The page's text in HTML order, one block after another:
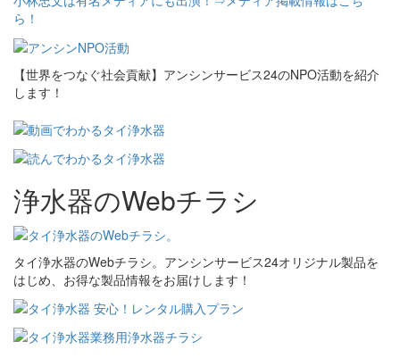
ら！
【世界をつなぐ社会貢献】アンシンサービス24のNPO活動を紹介
します！
浄水器のWebチラシ
タイ浄水器のWebチラシ。アンシンサービス24オリジナル製品を
はじめ、お得な製品情報をお届けします！